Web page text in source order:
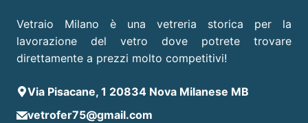
Vetraio Milano è una vetreria storica per la
lavorazione del vetro dove potrete trovare
direttamente a prezzi molto competitivi!
Via Pisacane, 1 20834 Nova Milanese MB
vetrofer75@gmail.com